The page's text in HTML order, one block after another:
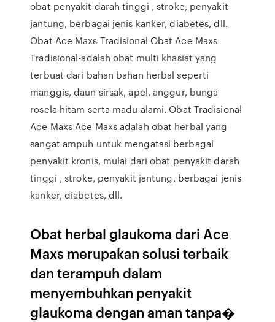
obat penyakit darah tinggi , stroke, penyakit
jantung, berbagai jenis kanker, diabetes, dll.
Obat Ace Maxs Tradisional Obat Ace Maxs
Tradisional-adalah obat multi khasiat yang
terbuat dari bahan bahan herbal seperti
manggis, daun sirsak, apel, anggur, bunga
rosela hitam serta madu alami. Obat Tradisional
Ace Maxs Ace Maxs adalah obat herbal yang
sangat ampuh untuk mengatasi berbagai
penyakit kronis, mulai dari obat penyakit darah
tinggi , stroke, penyakit jantung, berbagai jenis
kanker, diabetes, dll.
Obat herbal glaukoma dari Ace
Maxs merupakan solusi terbaik
dan terampuh dalam
menyembuhkan penyakit
glaukoma dengan aman tanpa�